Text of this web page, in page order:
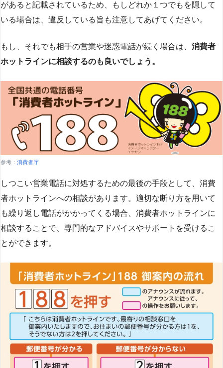
があると記載されているため、もしどれか１つでもを隠して
いる場合は、違反している旨も注意してあげてください。
もし、それでも相手の営業や迷惑電話が続く場合は、 消費者
ホットラインに相談するのも良いでしょう。
参考： 消費者庁
しつこい営業電話に対処するための最後の手段として、消費
者ホットラインへの相談があります。適切な断り方を用いて
も繰り返し電話がかかってくる場合、消費者ホットラインに
相談することで、専門的なアドバイスやサポートを受けるこ
とができます​​。